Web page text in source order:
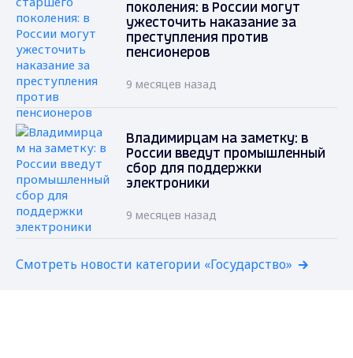
поколения: в России могут
ужесточить наказание за
преступления против
пенсионеров
9 месяцев назад
Владимирцам на заметку: в
России введут промышленный
сбор для поддержки
электроники
9 месяцев назад
Смотреть новости категории «Государство»